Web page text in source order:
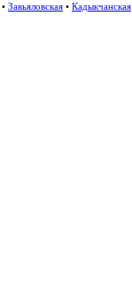
• Завьяловская • Кадыкчанская